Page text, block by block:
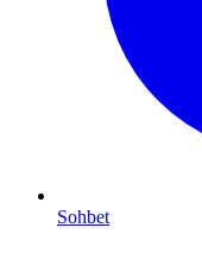
Sohbet